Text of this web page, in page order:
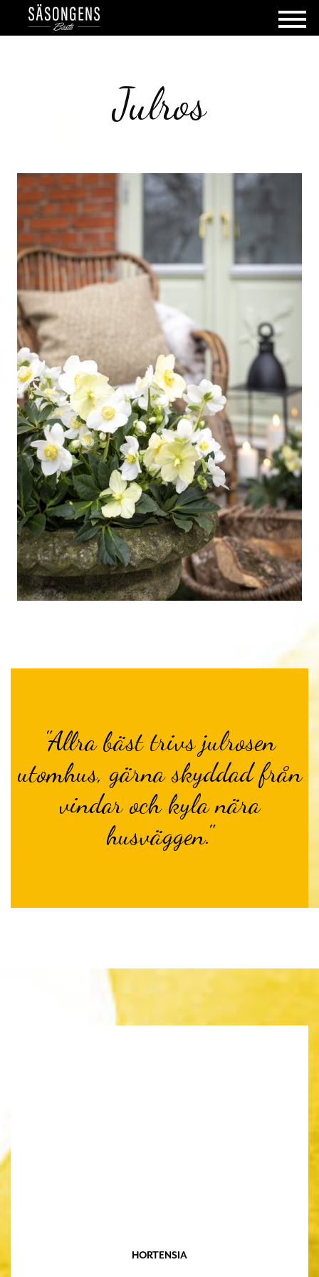
Julros
"Allra bäst trivs julrosen
utomhus, gärna skyddad från
vindar och kyla nära
husväggen."
HORTENSIA